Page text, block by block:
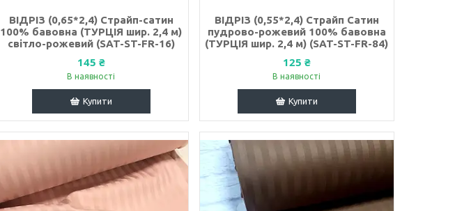
ВІДРІЗ (0,65*2,4) Страйп-сатин
100% бавовна (ТУРЦІЯ шир. 2,4 м)
світло-рожевий (SAT-ST-FR-16)
145 ₴
В наявності
Купити
ВІДРІЗ (0,55*2,4) Страйп Сатин
пудрово-рожевий 100% бавовна
(ТУРЦІЯ шир. 2,4 м) (SAT-ST-FR-84)
125 ₴
В наявності
Купити